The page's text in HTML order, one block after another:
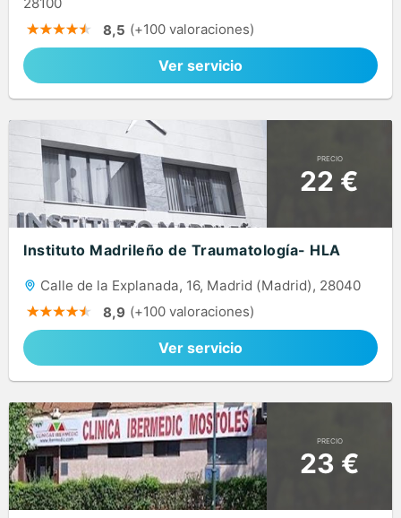
8,5 (+100 valoraciones)
Ver servicio
PRECIO
22 €
Instituto Madrileño de Traumatología- HLA
Calle de la Explanada, 16, Madrid (Madrid), 28040
8,9 (+100 valoraciones)
Ver servicio
PRECIO
23 €